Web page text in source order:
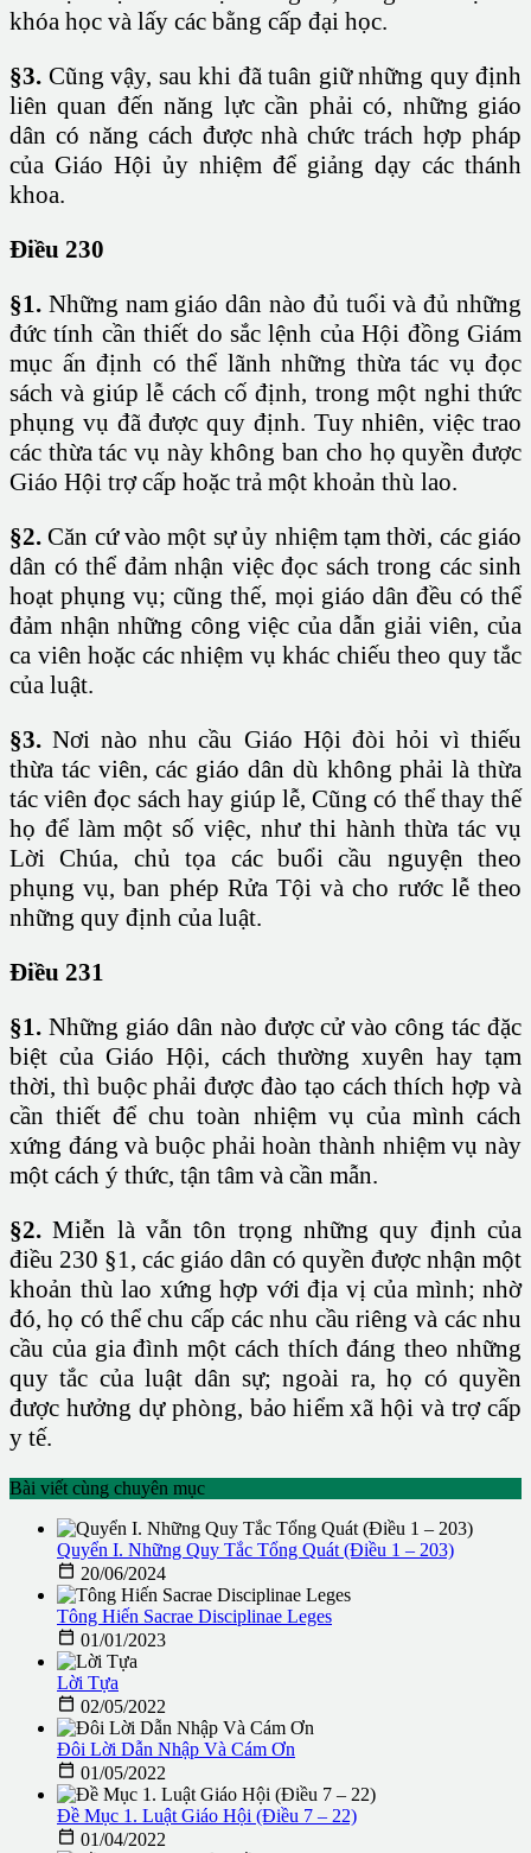
khóa học và lấy các bằng cấp đại học.
§3. Cũng vậy, sau khi đã tuân giữ những quy định
liên quan đến năng lực cần phải có, những giáo
dân có năng cách được nhà chức trách hợp pháp
của Giáo Hội ủy nhiệm để giảng dạy các thánh
khoa.
Điều 230
§1. Những nam giáo dân nào đủ tuổi và đủ những
đức tính cần thiết do sắc lệnh của Hội đồng Giám
mục ấn định có thể lãnh những thừa tác vụ đọc
sách và giúp lễ cách cố định, trong một nghi thức
phụng vụ đã được quy định. Tuy nhiên, việc trao
các thừa tác vụ này không ban cho họ quyền được
Giáo Hội trợ cấp hoặc trả một khoản thù lao.
§2. Căn cứ vào một sự ủy nhiệm tạm thời, các giáo
dân có thể đảm nhận việc đọc sách trong các sinh
hoạt phụng vụ; cũng thế, mọi giáo dân đều có thể
đảm nhận những công việc của dẫn giải viên, của
ca viên hoặc các nhiệm vụ khác chiếu theo quy tắc
của luật.
§3. Nơi nào nhu cầu Giáo Hội đòi hỏi vì thiếu
thừa tác viên, các giáo dân dù không phải là thừa
tác viên đọc sách hay giúp lễ, Cũng có thể thay thế
họ để làm một số việc, như thi hành thừa tác vụ
Lời Chúa, chủ tọa các buổi cầu nguyện theo
phụng vụ, ban phép Rửa Tội và cho rước lễ theo
những quy định của luật.
Điều 231
§1. Những giáo dân nào được cử vào công tác đặc
biệt của Giáo Hội, cách thường xuyên hay tạm
thời, thì buộc phải được đào tạo cách thích hợp và
cần thiết để chu toàn nhiệm vụ của mình cách
xứng đáng và buộc phải hoàn thành nhiệm vụ này
một cách ý thức, tận tâm và cần mẫn.
§2. Miễn là vẫn tôn trọng những quy định của
điều 230 §1, các giáo dân có quyền được nhận một
khoản thù lao xứng hợp với địa vị của mình; nhờ
đó, họ có thể chu cấp các nhu cầu riêng và các nhu
cầu của gia đình một cách thích đáng theo những
quy tắc của luật dân sự; ngoài ra, họ có quyền
được hưởng dự phòng, bảo hiểm xã hội và trợ cấp
y tế.
Bài viết cùng chuyên mục
Quyển I. Những Quy Tắc Tổng Quát (Điều 1 – 203)
 20/06/2024
Tông Hiến Sacrae Disciplinae Leges
 01/01/2023
Lời Tựa
 02/05/2022
Đôi Lời Dẫn Nhập Và Cám Ơn
 01/05/2022
Đề Mục 1. Luật Giáo Hội (Điều 7 – 22)
 01/04/2022